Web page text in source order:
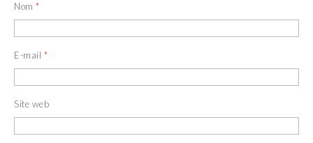
Nom *
E-mail *
Site web